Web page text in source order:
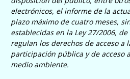
electrónicos, el informe de la
plazo máximo de cuatro meses,
establecidas en la Ley 27/2006,
regulan los derechos de acceso a
participación pública y de acceso
medio ambiente.